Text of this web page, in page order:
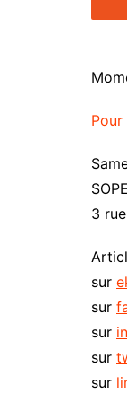
SOPE
3
sur
sur
sur
sur
sur